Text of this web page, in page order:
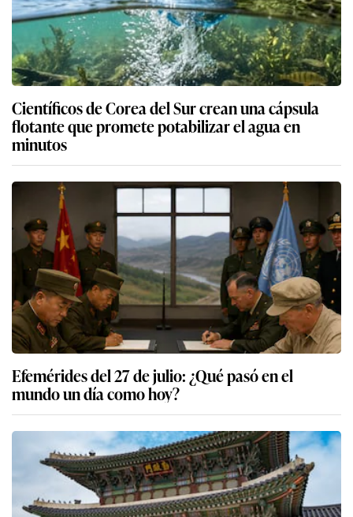
Científicos de Corea del Sur crean una cápsula
flotante que promete potabilizar el agua en
minutos
Efemérides del 27 de julio: ¿Qué pasó en el
mundo un día como hoy?